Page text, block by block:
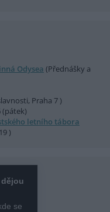
Odysea (Přednášky a
Praha 7 )
(pátek)
letního tábora
)